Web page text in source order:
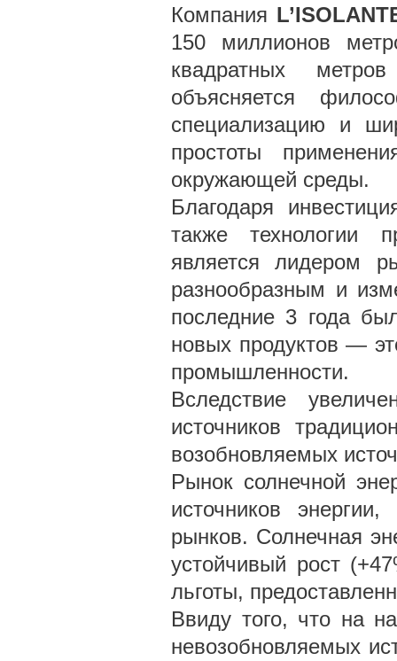
Компания
150 миллионов
квадратных
объясняется
специализацию и
простоты
окружающей среды.
Благодаря
также технологии
является лидером
разнообразным и
последние 3 года
новых продуктов —
промышленности.
Вследствие
источников
возобновляемых
Рынок солнечной
источников
рынков. Солнечная
устойчивый рост
льготы,
Ввиду того, что на
невозобновляемых